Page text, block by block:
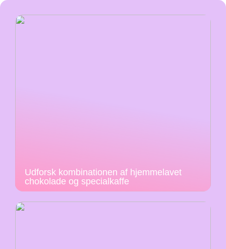
Udforsk kombinationen af hjemmelavet
chokolade og specialkaffe